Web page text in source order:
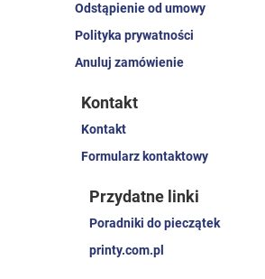
Odstąpienie od umowy
Polityka prywatności
Anuluj zamówienie
Kontakt
Kontakt
Formularz kontaktowy
Przydatne linki
Poradniki do pieczątek
printy.com.pl